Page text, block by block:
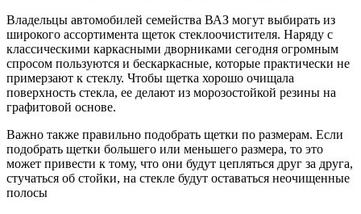
Владельцы автомобилей семейства ВАЗ могут выбирать из
широкого ассортимента щеток стеклоочистителя. Наряду с
классическими каркасными дворниками сегодня огромным
спросом пользуются и бескаркасные, которые практически не
примерзают к стеклу. Чтобы щетка хорошо очищала
поверхность стекла, ее делают из морозостойкой резины на
графитовой основе.
Важно также правильно подобрать щетки по размерам. Если
подобрать щетки большего или меньшего размера, то это
может привести к тому, что они будут цепляться друг за друга,
стучаться об стойки, на стекле будут оставаться неочищенные
полосы